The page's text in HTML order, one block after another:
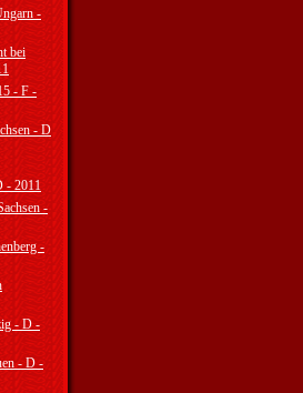
-
bei
- F -
- D
- 2011
-
-
- D -
- D -